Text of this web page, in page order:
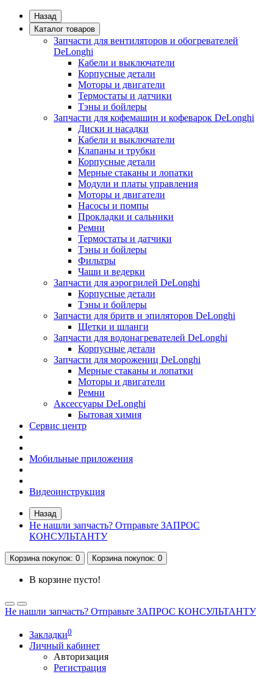
Назад
Каталог товаров
Запчасти для вентиляторов и обогревателей
DeLonghi
Кабели и выключатели
Корпусные детали
Моторы и двигатели
Термостаты и датчики
Тэны и бойлеры
Запчасти для кофемашин и кофеварок DeLonghi
Диски и насадки
Кабели и выключатели
Клапаны и трубки
Корпусные детали
Мерные стаканы и лопатки
Модули и платы управления
Моторы и двигатели
Насосы и помпы
Прокладки и сальники
Ремни
Термостаты и датчики
Тэны и бойлеры
Фильтры
Чаши и ведерки
Запчасти для аэрогрилей DeLonghi
Корпусные детали
Тэны и бойлеры
Запчасти для бритв и эпиляторов DeLonghi
Щетки и шланги
Запчасти для водонагревателей DeLonghi
Корпусные детали
Запчасти для морожениц DeLonghi
Мерные стаканы и лопатки
Моторы и двигатели
Ремни
Аксессуары DeLonghi
Бытовая химия
Сервис центр
Мобильные приложения
Видеоинструкция
Назад
Не нашли запчасть? Отправьте ЗАПРОС
КОНСУЛЬТАНТУ
Корзинапокупок: 0 Корзинапокупок: 0
В корзине пусто!
Не нашли запчасть? Отправьте ЗАПРОС КОНСУЛЬТАНТУ
Закладки0
Личный кабинет
Авторизация
Регистрация